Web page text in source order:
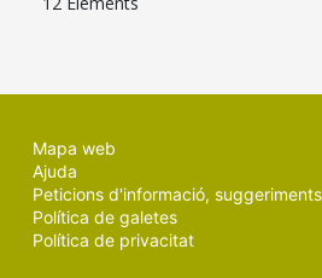
Mapa web
Ajuda
Peticions d'informació,
Política de galetes
Política de privacitat